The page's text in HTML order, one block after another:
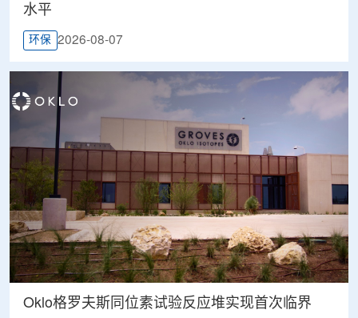
水平
环保 2026-08-07
Oklo格罗夫斯同位素试验反应堆实现首次临界